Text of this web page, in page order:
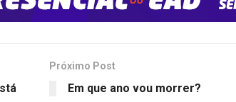
Próximo Post
Em que ano vou morrer?